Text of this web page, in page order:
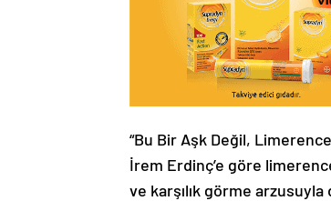
“Bu Bir Aşk Değil,
İrem Erdinç’e göre
ve karşılık görme